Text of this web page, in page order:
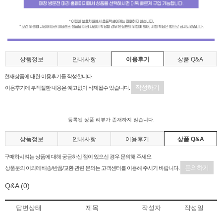
상품정보 안내사항 이용후기 상품 Q&A
현재상품에 대한 이용후기를 작성합니다.
이용후기에 부적절한 내용은 예고없이 삭제될수 있습니다.
작성하기
등록된 상품 리뷰가 존재하지 않습니다.
상품정보 안내사항 이용후기 상품 Q&A
구매하시려는 상품에 대해 궁금하신 점이 있으신 경우 문의해 주세요.
상품문의 이외에 배송/반품/교환 관련 문의는 고객센터를 이용해 주시기 바랍니다.
문의하기
Q&A (0)
답변상태 제목 작성자 작성일